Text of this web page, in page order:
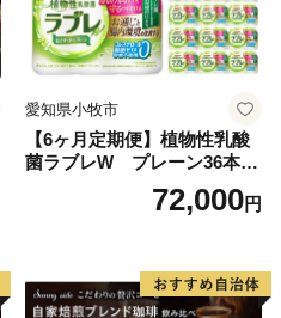
愛知県小牧市
【6ヶ月定期便】植物性乳酸
菌ラブレW プレーン36本
72,000円